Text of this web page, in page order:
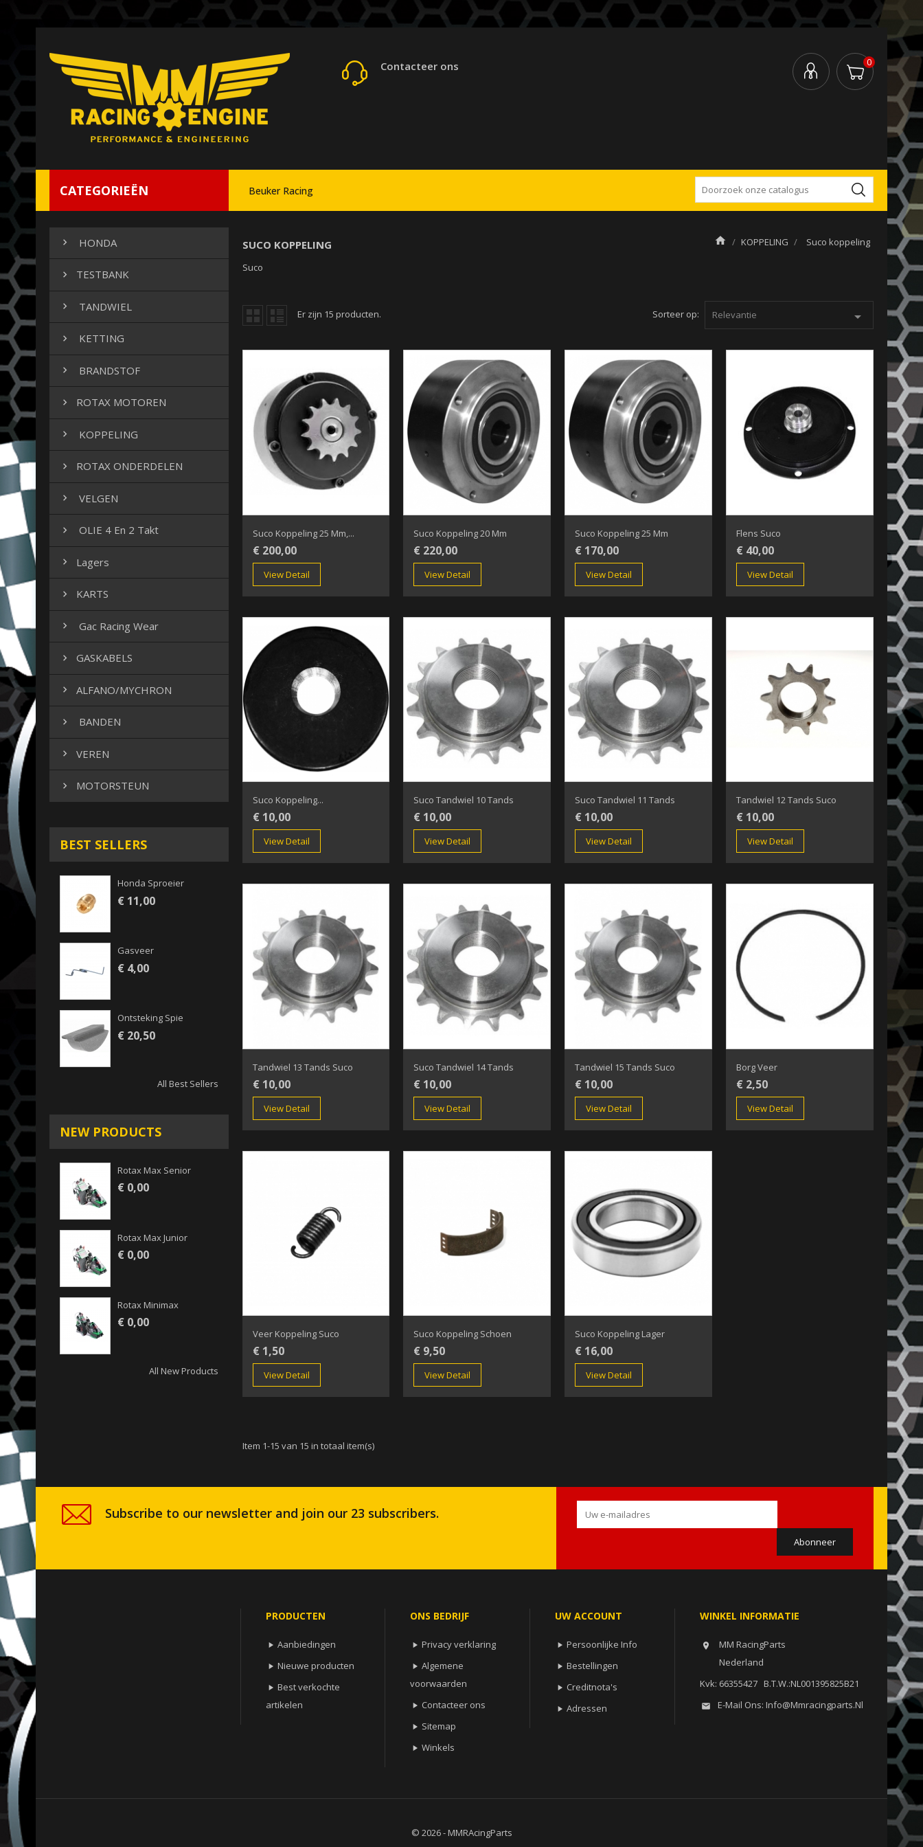
Contacteer ons 0
Beuker Racing
CATEGORIEËN
 HONDA
 TESTBANK
 TANDWIEL
 KETTING
 BRANDSTOF
 ROTAX MOTOREN
 KOPPELING
 ROTAX ONDERDELEN
 VELGEN
 OLIE 4 En 2 Takt
 Lagers
 KARTS
 Gac Racing Wear
 GASKABELS
 ALFANO/MYCHRON
 BANDEN
 VEREN
 MOTORSTEUN
BEST SELLERS
Honda Sproeier
€ 11,00
Gasveer
€ 4,00
Ontsteking Spie
€ 20,50
All Best Sellers
NEW PRODUCTS
Rotax Max Senior
€ 0,00
Rotax Max Junior
€ 0,00
Rotax Minimax
€ 0,00
All New Products
KOPPELING Suco koppeling
SUCO KOPPELING
Suco
Er zijn 15 producten. Sorteer op: Relevantie 
Suco Koppeling 25 Mm,...
€ 200,00
View Detail
Suco Koppeling 20 Mm
€ 220,00
View Detail
Suco Koppeling 25 Mm
€ 170,00
View Detail
Flens Suco
€ 40,00
View Detail
Suco Koppeling...
€ 10,00
View Detail
Suco Tandwiel 10 Tands
€ 10,00
View Detail
Suco Tandwiel 11 Tands
€ 10,00
View Detail
Tandwiel 12 Tands Suco
€ 10,00
View Detail
Tandwiel 13 Tands Suco
€ 10,00
View Detail
Suco Tandwiel 14 Tands
€ 10,00
View Detail
Tandwiel 15 Tands Suco
€ 10,00
View Detail
Borg Veer
€ 2,50
View Detail
Veer Koppeling Suco
€ 1,50
View Detail
Suco Koppeling Schoen
€ 9,50
View Detail
Suco Koppeling Lager
€ 16,00
View Detail
Item 1-15 van 15 in totaal item(s)
Subscribe to our newsletter and join our 23 subscribers.
PRODUCTEN
 Aanbiedingen
 Nieuwe producten
 Best verkochte
artikelen
ONS BEDRIJF
 Privacy verklaring
 Algemene
voorwaarden
 Contacteer ons
 Sitemap
 Winkels
UW ACCOUNT
 Persoonlijke Info
 Bestellingen
 Creditnota's
 Adressen
WINKEL INFORMATIE

MM RacingParts
Nederland
Kvk: 66355427 B.T.W.:NL001395825B21
 E-Mail Ons: Info@mmracingparts.nl
© 2026 - MMRAcingParts